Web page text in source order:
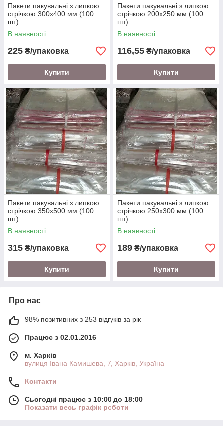
Пакети пакувальні з липкою
стрічкою 300х400 мм (100
шт)
В наявності
225 ₴/упаковка
Купити
Пакети пакувальні з липкою
стрічкою 200х250 мм (100
шт)
В наявності
116,55 ₴/упаковка
Купити
Пакети пакувальні з липкою
стрічкою 350х500 мм (100
шт)
В наявності
315 ₴/упаковка
Купити
Пакети пакувальні з липкою
стрічкою 250х300 мм (100
шт)
В наявності
189 ₴/упаковка
Купити
Про нас
98% позитивних з 253 відгуків за рік
Працює з 02.01.2016
м. Харків
вулиця Івана Камишева, 7, Харків, Україна
Контакти
Сьогодні працює з 10:00 до 18:00
Показати весь графік роботи